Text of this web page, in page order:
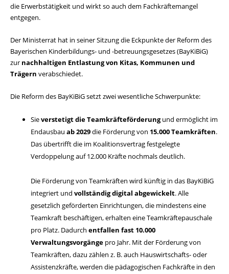
die Erwerbstätigkeit und wirkt so auch dem Fachkräftemangel
entgegen.
Der Ministerrat hat in seiner Sitzung die Eckpunkte der Reform des
Bayerischen Kinderbildungs- und -betreuungsgesetzes (BayKiBiG)
zur nachhaltigen Entlastung von Kitas, Kommunen und
Trägern verabschiedet.
Die Reform des BayKiBiG setzt zwei wesentliche Schwerpunkte:
Sieverstetigt die Teamkräfteförderungund ermöglicht im
Endausbau ab 2029die Förderung von 15.000 Teamkräften.
Das übertrifft die im Koalitionsvertrag festgelegte
Verdoppelung auf 12.000 Kräfte nochmals deutlich.
Die Förderung von Teamkräften wird künftig in das BayKiBiG
integriert und vollständig digital abgewickelt. Alle
gesetzlich geförderten Einrichtungen, die mindestens eine
Teamkraft beschäftigen, erhalten eine Teamkräftepauschale
pro Platz. Dadurch entfallen fast 10.000
Verwaltungsvorgänge pro Jahr. Mit der Förderung von
Teamkräften, dazu zählen z. B. auch Hauswirtschafts- oder
Assistenzkräfte, werden die pädagogischen Fachkräfte in den